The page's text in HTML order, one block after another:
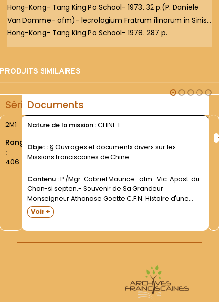
Hong-Kong- Tang King Po School- 1973. 32 p.(P. Daniele
Van Damme- ofm)- lecrologium Fratrum i1inorum in Sinis…
Hong-Kong- Tang King Po School- 1978. 287 p.
PRODUITS SIMILAIRES
SérieDocuments
2M1
Rang
:
406
Nature de la mission :CHINE 1
Objet :§ Ouvrages et documents divers sur les
Missions franciscaines de Chine.
Contenu :P./Mgr. Gabriel Maurice- ofm- Vic. Apost. du
Chan-si septen.- Souvenir de Sa Grandeur
Monseigneur Athanase Goette O.F.N. Histoire d'une
Mission franciscaine...Sans adresse typographique-
s.d. 123 + 44 p. Relié demi-toile noire. P. Bernward H.
Voir +